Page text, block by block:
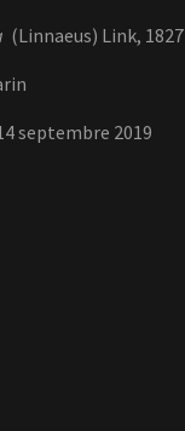
(Linnaeus) Link, 1827
septembre 2019